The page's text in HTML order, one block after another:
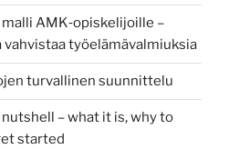
AMK‑opiskelijoille –
työelämävalmiuksia
turvallinen suunnittelu
– what it is, why to
started